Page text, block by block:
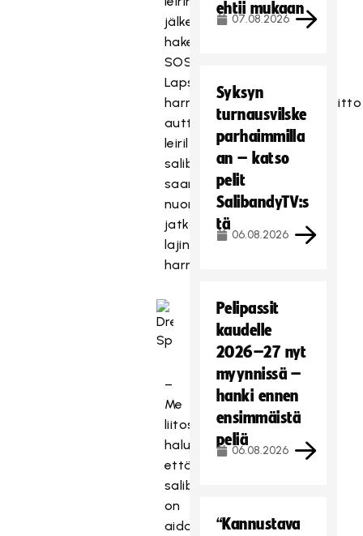
jälkeen
hakea
SOS
Lapsikylän
harrastustukea. Salibandyliitto
auttaa
leiriltä
salibandykipinän
saaneita
nuoria
jatkamaan
lajin
harrastamista.
–
Me
liitossa
haluamme,
että
salibandy
on
aidosti
ehtii mukaan
07.08.2026
Syksyn
turnausvilske
parhaimmilla
an – katso
pelit
SalibandyTV:s
tä
06.08.2026
Pelipassit
kaudelle
2026–27 nyt
myynnissä –
hanki ennen
ensimmäistä
peliä
06.08.2026
“Kannustava